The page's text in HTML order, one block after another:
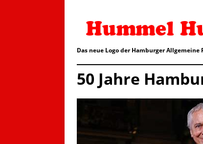
Das neue Logo der Hamburger
50 Jahre